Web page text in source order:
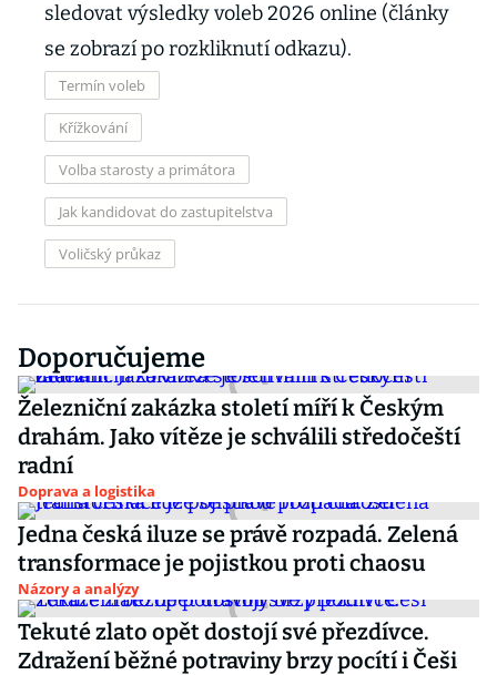
sledovat výsledky voleb 2026 online (články
se zobrazí po rozkliknutí odkazu).
Termín voleb
Křížkování
Volba starosty a primátora
Jak kandidovat do zastupitelstva
Voličský průkaz
Doporučujeme
Železniční zakázka století míří k Českým
drahám. Jako vítěze je schválili středočeští
radní
Doprava a logistika
Jedna česká iluze se právě rozpadá. Zelená
transformace je pojistkou proti chaosu
Názory a analýzy
Tekuté zlato opět dostojí své přezdívce.
Zdražení běžné potraviny brzy pocítí i Češi